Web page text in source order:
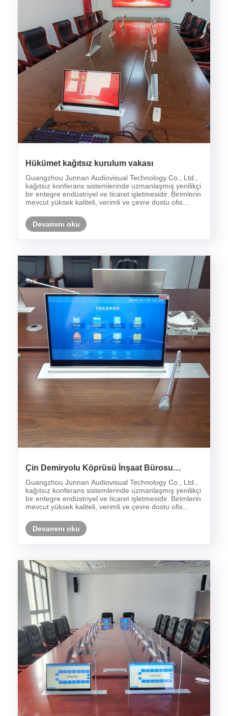
Hükümet kağıtsız kurulum vakası
Guangzhou Junnan Audiovisual Technology Co., Ltd.,
kağıtsız konferans sistemlerinde uzmanlaşmış yenilikçi
bir entegre endüstriyel ve ticaret işletmesidir. Birimlerin
mevcut yüksek kaliteli, verimli ve çevre dostu ofis
okullar, hastaneler ve işle......
Devamını oku
Çin Demiryolu Köprüsü İnşaat Bürosu
Davaların kurulumu
Guangzhou Junnan Audiovisual Technology Co., Ltd.,
kağıtsız konferans sistemlerinde uzmanlaşmış yenilikçi
bir entegre endüstriyel ve ticaret işletmesidir. Birimlerin
mevcut yüksek kaliteli, verimli ve çevre dostu ofis
okullar, hastaneler ve işle......
Devamını oku